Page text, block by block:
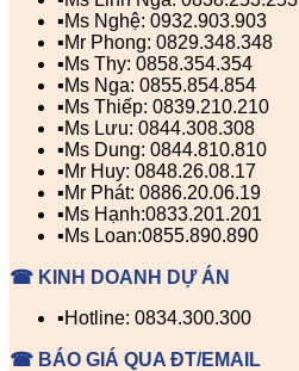
▪️Ms Nghệ: 0932.903.903
▪️Mr Phong: 0829.348.348
▪️Ms Thy: 0858.354.354
▪️Ms Nga: 0855.854.854
▪️Ms Thiếp: 0839.210.210
▪️Ms Lưu: 0844.308.308
▪️Ms Dung: 0844.810.810
▪️Mr Huy: 0848.26.08.17
▪️Mr Phát: 0886.20.06.19
▪️Ms Hạnh:0833.201.201
▪️Ms Loan:0855.890.890
☎ KINH DOANH DỰ ÁN
▪️Hotline: 0834.300.300
☎ BÁO GIÁ QUA ĐT/EMAIL